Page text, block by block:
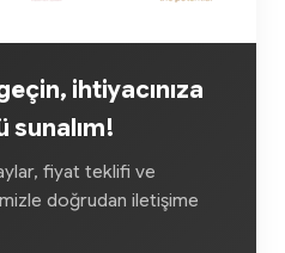
ihtiyacınıza
sunalım!
fiyat teklifi ve
doğrudan iletişime